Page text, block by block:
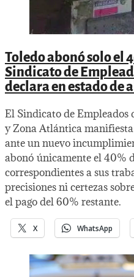
Toledo abonó solo el
Sindicato de
declara en estado de
El Sindicato de Empleados
y Zona Atlántica
ante un nuevo
abonó únicamente el 40%
correspondientes a sus
precisiones ni certezas
el pago del 60% restante.
X WhatsApp